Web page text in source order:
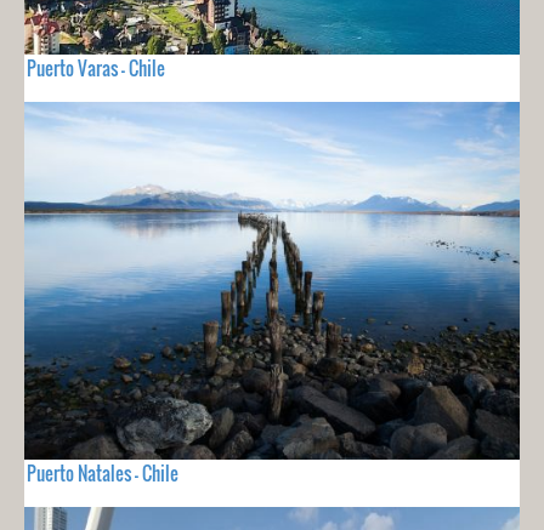
Puerto Varas - Chile
Puerto Natales - Chile